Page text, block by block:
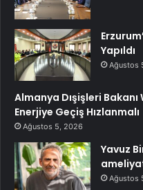
Yapıldı
Ağustos
Almanya Dışişleri
Enerjiye Geçiş Hızlanmalı
Ağustos 5, 2026
Yavuz
Ağustos